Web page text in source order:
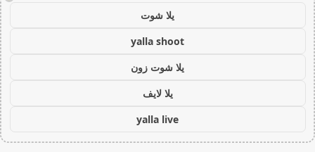
يلا شوت
yalla shoot
يلا شوت زون
يلا لايف
yalla live